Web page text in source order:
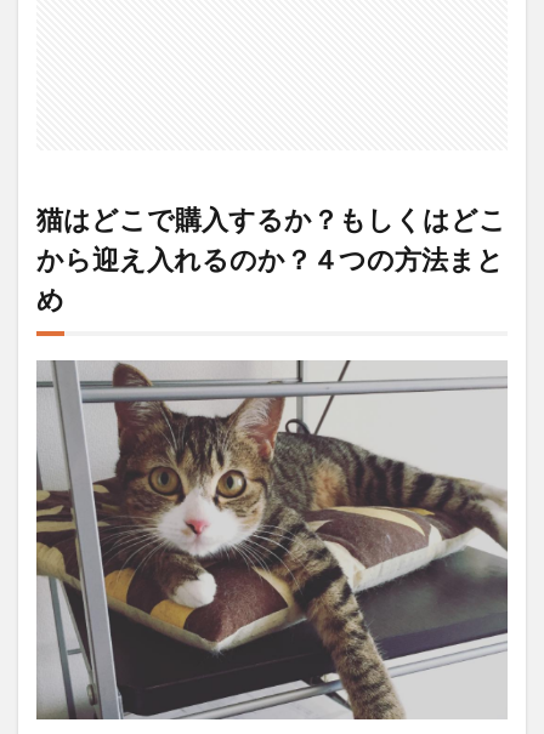
猫はどこで購入するか？もしくはどこ
から迎え入れるのか？４つの方法まと
め